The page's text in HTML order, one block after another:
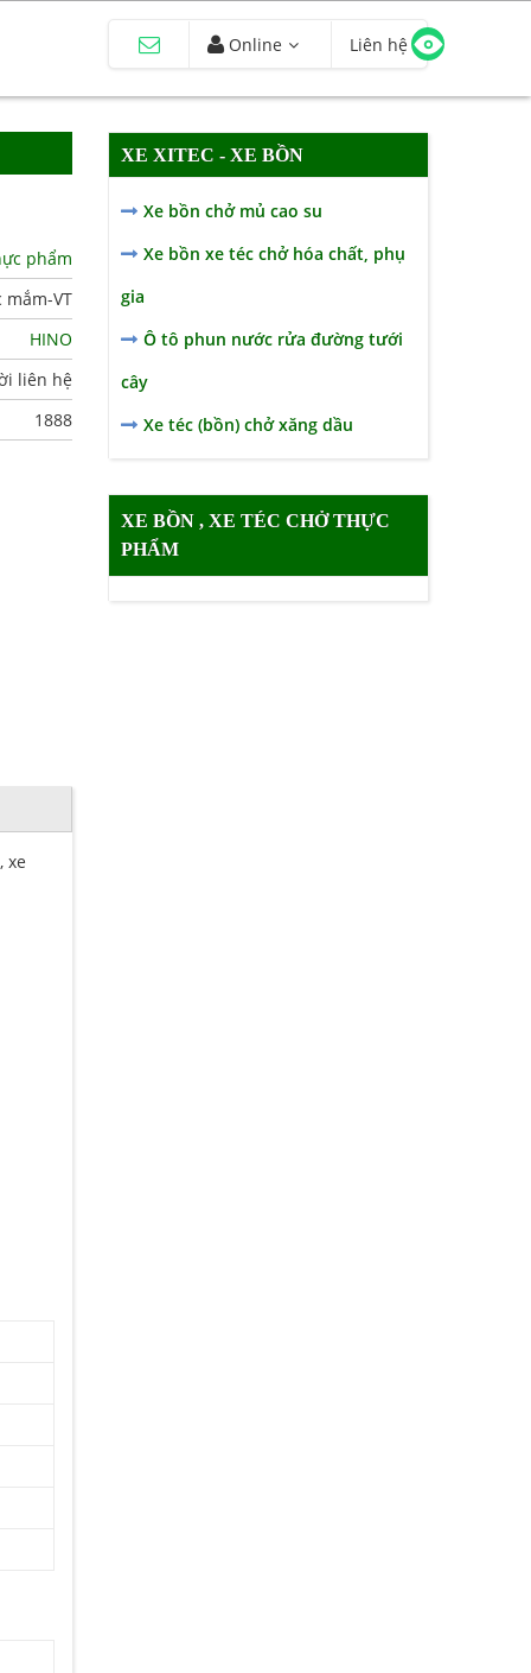
Online Liên hệ
phẩm
mắm-VT
HINO
liên hệ
1888
xe
XE XITEC - XE BỒN
Xe bồn chở mủ cao su
Xe bồn xe téc chở hóa chất, phụ
gia
Ô tô phun nước rửa đường tưới
cây
Xe téc (bồn) chở xăng dầu
XE BỒN , XE TÉC CHỞ THỰC
PHẨM